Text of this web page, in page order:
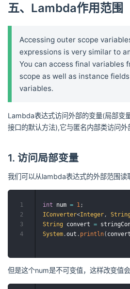
五、Lambda作用范围
Accessing outer scope
expressions is very similar to
You can access final variables
scope as well as instance
variables.
Lambda表达式访问外部的变量(局部变
接口的默认方法),它与匿名内部类访问外
1. 访问局部变量
我们可以从lambda表达式的外部范围读
int num = 1 ;
IConverter<Integer , String
String convert =
System .out . println( convert
1
2
3
4
但是这个num是不可变值，这样改变值会